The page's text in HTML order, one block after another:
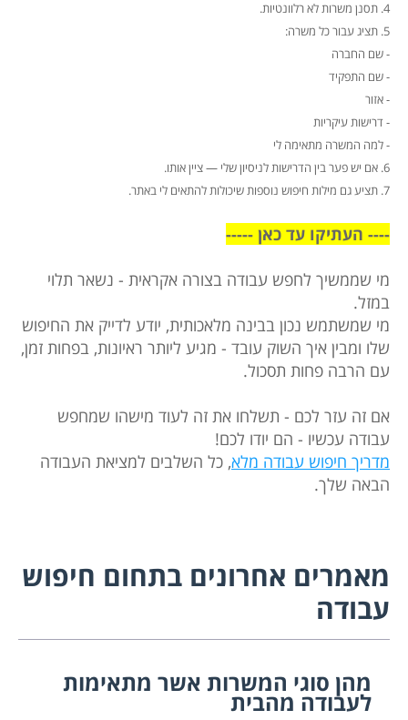
4. תסנן משרות לא רלוונטיות.
5. תציג עבור כל משרה:
- שם החברה
- שם התפקיד
- אזור
- דרישות עיקריות
- למה המשרה מתאימה לי
6. אם יש פער בין הדרישות לניסיון שלי — ציין אותו.
7. תציע גם מילות חיפוש נוספות שיכולות להתאים לי באתר.
---- העתיקו עד כאן -----
מי שממשיך לחפש עבודה בצורה אקראית - נשאר תלוי
במזל.
מי שמשתמש נכון בבינה מלאכותית, יודע לדייק את החיפוש
שלו ומבין איך השוק עובד - מגיע ליותר ראיונות, בפחות זמן,
עם הרבה פחות תסכול.
אם זה עזר לכם - תשלחו את זה לעוד מישהו שמחפש
עבודה עכשיו - הם יודו לכם!
מדריך חיפוש עבודה מלא, כל השלבים למציאת העבודה
הבאה שלך.
מאמרים אחרונים בתחום חיפוש
עבודה
מהן סוגי המשרות אשר מתאימות
לעבודה מהבית